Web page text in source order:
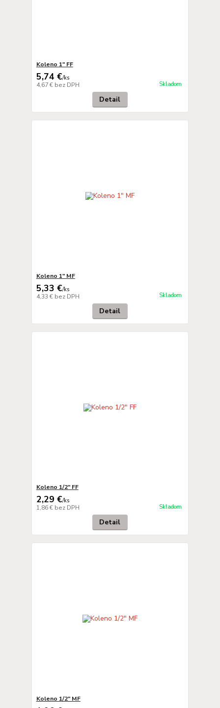
Koleno 1" FF
5,74 €/ks
4,67 € bez DPH Skladom
Detail
Koleno 1" MF
5,33 €/ks
4,33 € bez DPH Skladom
Detail
Koleno 1/2" FF
2,29 €/ks
1,86 € bez DPH Skladom
Detail
Koleno 1/2" MF